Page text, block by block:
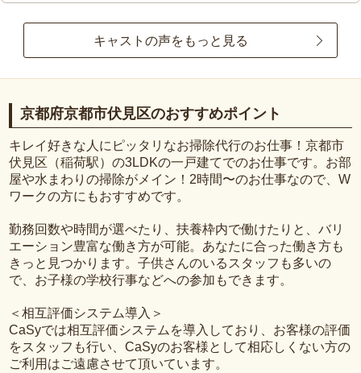
キャストの声をもっと見る
京都府京都市伏見区のおすすめポイント
キレイ好きな人にピッタリなお掃除代行のお仕事！京都市
伏見区（稲荷駅）の3LDKの一戸建てでのお仕事です。お部
屋や水まわりの掃除がメイン！2時間〜のお仕事なので、W
ワークの方にもおすすめです。
勤務回数や時間が選べたり、扶養枠内で働けたりと、バリ
エーション豊富な働き方が可能。あなたに合った働き方も
きっと見つかります。子供さんのいるスタッフも多いの
で、お子様の学校行事などへの参加もできます。
＜相互評価システム導入＞
CaSyでは相互評価システムを導入しており、お客様の評価
をスタッフも行い、CaSyのお客様として相応しくない方の
ご利用はご遠慮させて頂いています。